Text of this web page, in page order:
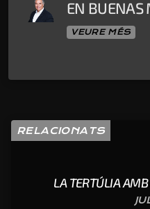
EN BUENAS
VEURE MÉS
RELACIONATS
LA TERTÚLIA